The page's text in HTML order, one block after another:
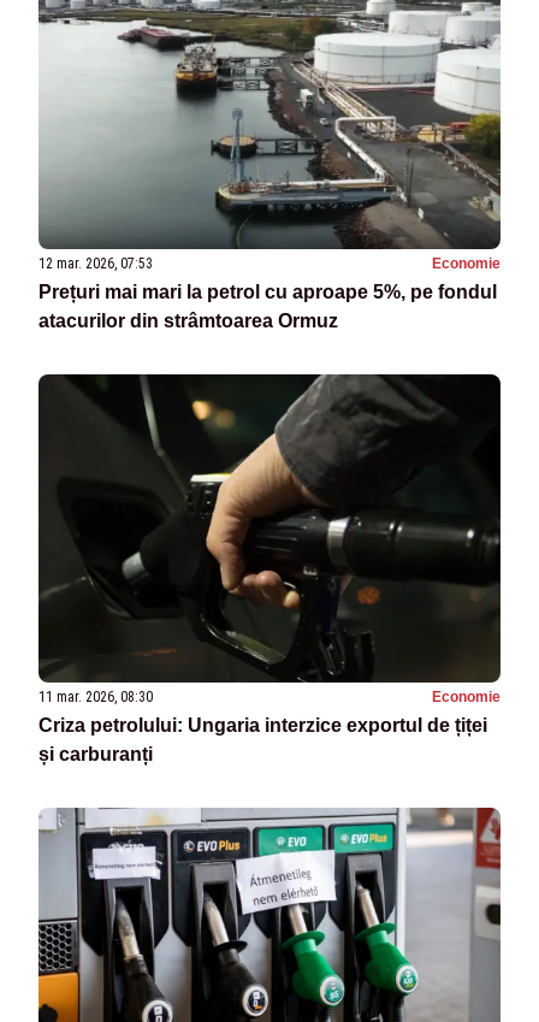
12 mar. 2026, 07:53 Economie
Prețuri mai mari la petrol cu aproape 5%, pe fondul
atacurilor din strâmtoarea Ormuz
11 mar. 2026, 08:30 Economie
Criza petrolului: Ungaria interzice exportul de țiței
și carburanți